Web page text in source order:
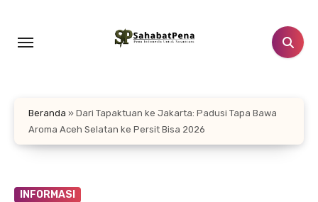
konten
Beranda » Dari Tapaktuan ke Jakarta: Padusi Tapa Bawa
Aroma Aceh Selatan ke Persit Bisa 2026
INFORMASI